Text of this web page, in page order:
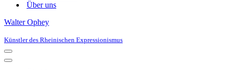
Über uns
Walter Ophey
Künstler des Rheinischen Expressionismus
Navigationsmenü
Navigationsmenü